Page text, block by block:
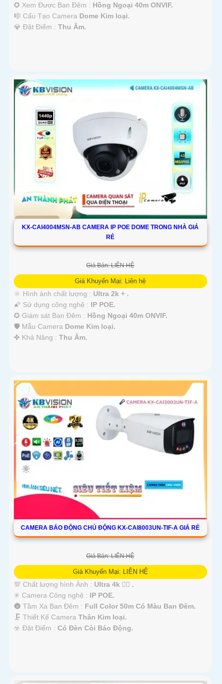
✪ Xem Được Ban Đêm : Hồng Ngoại 40m ONVIF.
🎼️ Cấu Tạo Camera Dome Kim loại.
️💎 Đặt Điểm : Thu Âm.
KX-CAI4004MSN-AB CAMERA IP POE DOME TRONG NHÀ GIÁ
RẺ
Giá Bán: LIÊN HỆ
Giá Khuyến Mại: Liên hệ
🔆 Hình ảnh chất lượng : Ultra 2k + .
🌠 Sử dụng công nghệ : IP POE.
✪ Giám sát Ban Đêm : Hồng Ngoại 40m ONVIF.
🛡 Mẫu Camera Dome Kim loại.
️✤ Khả Năng : Thu Âm.
CAMERA BÁO ĐỘNG CHỦ ĐỘNG KX-CAI8003UN-TIF-A GIÁ RẺ
Giá Bán: LIÊN HỆ
Giá Khuyến Mại: LIÊN HỆ
💯 Chất lượng hình Ảnh : Ultra 4k 👍🏾 .
✳️ Camera Công nghệ : IP POE.
🌚 Tầm Xa Ban Đêm : Full Color 50m Có Màu Ban Ðêm.
🗜️ Thiết Kế Camera Thân Kim loại.
️☣️ Đặt Điểm : Có Ðèn Còi Báo Động.